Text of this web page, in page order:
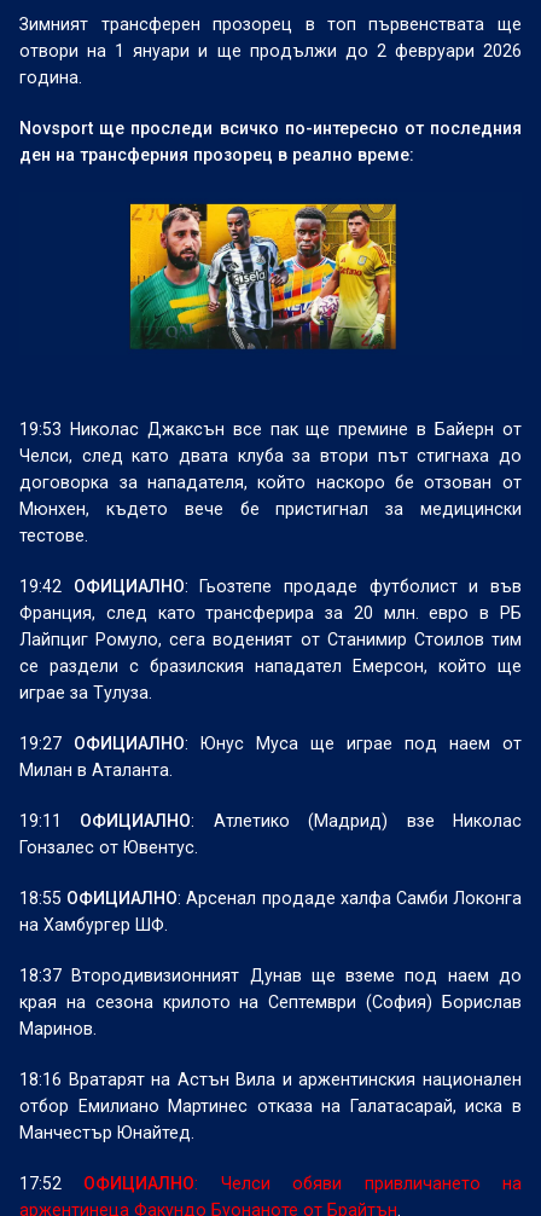
Зимният трансферен прозорец в топ първенствата ще
отвори на 1 януари и ще продължи до 2 февруари 2026
година.
Novsport ще проследи всичко по-интересно от последния
ден на трансферния прозорец в реално време:
19:53 Николас Джаксън все пак ще премине в Байерн от
Челси, след като двата клуба за втори път стигнаха до
договорка за нападателя, който наскоро бе отзован от
Мюнхен, където вече бе пристигнал за медицински
тестове.
19:42 ОФИЦИАЛНО: Гьозтепе продаде футболист и във
Франция, след като трансферира за 20 млн. евро в РБ
Лайпциг Ромуло, сега воденият от Станимир Стоилов тим
се раздели с бразилския нападател Емерсон, който ще
играе за Тулуза.
19:27 ОФИЦИАЛНО: Юнус Муса ще играе под наем от
Милан в Аталанта.
19:11 ОФИЦИАЛНО: Атлетико (Мадрид) взе Николас
Гонзалес от Ювентус.
18:55 ОФИЦИАЛНО: Арсенал продаде халфа Самби Локонга
на Хамбургер ШФ.
18:37 Втородивизионният Дунав ще вземе под наем до
края на сезона крилото на Септември (София) Борислав
Маринов.
18:16 Вратарят на Астън Вила и аржентинския национален
отбор Емилиано Мартинес отказа на Галатасарай, иска в
Манчестър Юнайтед.
17:52 ОФИЦИАЛНО: Челси обяви привличането на
аржентинеца Факундо Буонаноте от Брайтън.